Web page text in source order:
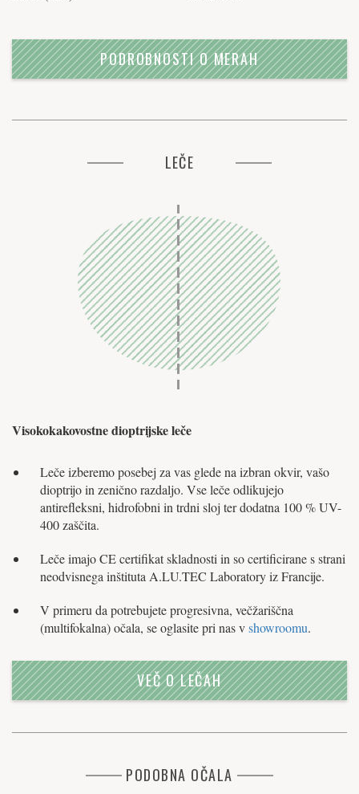
PODROBNOSTI O MERAH
LEČE
Visokokakovostne dioptrijske leče
Leče izberemo posebej za vas glede na izbran okvir, vašo
dioptrijo in zenično razdaljo. Vse leče odlikujejo
antirefleksni, hidrofobni in trdni sloj ter dodatna 100 % UV-
400 zaščita.
Leče imajo CE certifikat skladnosti in so certificirane s strani
neodvisnega inštituta A.LU.TEC Laboratory iz Francije.
V primeru da potrebujete progresivna, večžariščna
(multifokalna) očala, se oglasite pri nas vshowroomu.
VEČ O LEČAH
PODOBNA OČALA